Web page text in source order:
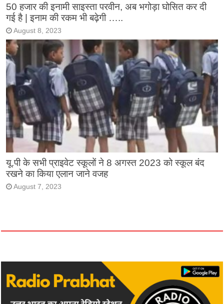
50 हजार की इनामी साइस्ता परवीन, अब भगोड़ा घोसित कर दी
गई है | इनाम की रकम भी बढ़ेगी …..
August 8, 2023
यू.पी के सभी प्राइवेट स्कूलों ने 8 अगस्त 2023 को स्कूल बंद
रखने का किया एलान जाने वजह
August 7, 2023